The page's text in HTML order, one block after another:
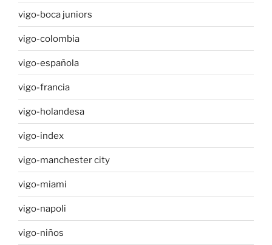
vigo-boca juniors
vigo-colombia
vigo-española
vigo-francia
vigo-holandesa
vigo-index
vigo-manchester city
vigo-miami
vigo-napoli
vigo-niños